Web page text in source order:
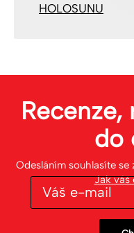
HOLOSUNU
Recenze,
do
Odesláním souhlasíte
Jak váš